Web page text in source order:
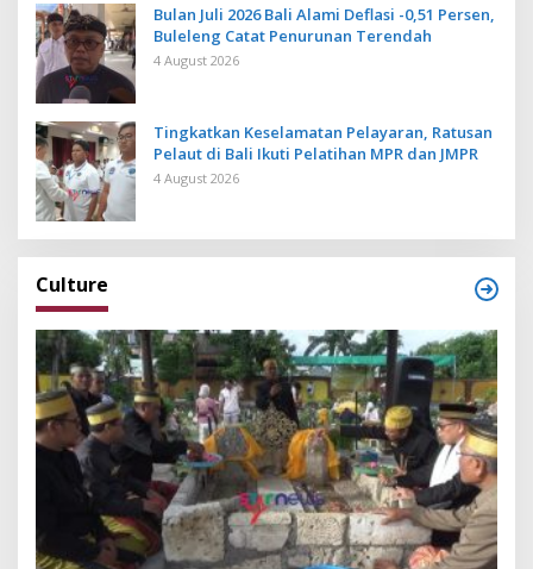
Bulan Juli 2026 Bali Alami Deflasi -0,51 Persen,
Buleleng Catat Penurunan Terendah
4 August 2026
Tingkatkan Keselamatan Pelayaran, Ratusan
Pelaut di Bali Ikuti Pelatihan MPR dan JMPR
4 August 2026
Culture